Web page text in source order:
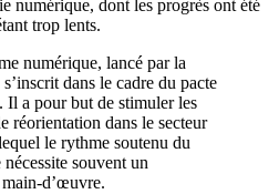
numérique, dont les progrès ont été
trop lents.
numérique, lancé par la
dans le cadre du pacte
Il a pour but de stimuler les
réorientation dans le secteur
le rythme soutenu du
souvent un
d’œuvre.